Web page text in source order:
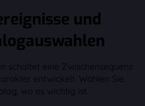
und
schaltet eine Zwischensequenz
entwickelt. Wählen Sie
wo es wichtig ist.